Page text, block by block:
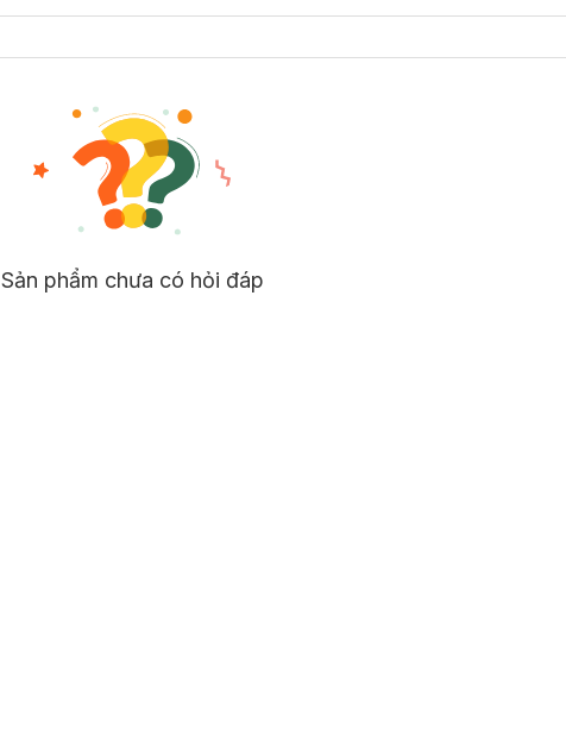
Sản phẩm chưa có hỏi đáp